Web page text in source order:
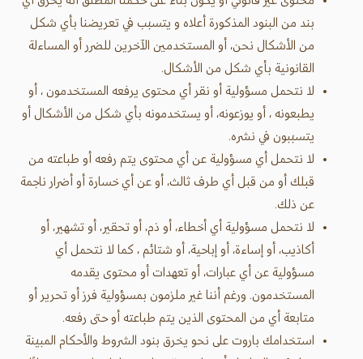
بند من البنود المذكورة أعلاه و يتسبب في تعريضنا بأي شكل
من الأشكال نحن، أو المستخدمين الآخرين للضرر أو المساءلة
القانونية بأي شكل من الأشكال.
لا نتحمل مسؤولية أو نقر أي محتوى يرفعه المستخدمون ، أو
يطبعونه ، أو يوزعونه، أو يستخدمونه بأي شكل من الأشكال أو
يتسببون في نشره.
لا نتحمل أي مسؤولية عن أي محتوى يتم رفعه أو طباعته من
قبلك أو من قبل أي طرف ثالث، أو عن أي خسارة أو أضرار ناجمة
عن ذلك.
لا نتحمل مسؤولية أي أخطاء، أو ذم، أو تحقير، أو تشهير، أو
أكاذيب، أو إساءة، أو إباحية، أو شتائم ، كما لا نتحمل أي
مسؤولية عن أي عبارات، أو تعهدات أو محتوى يقدمه
المستخدمون. ورغم أننا غير ملزمون بمسؤولية فرز أو تحرير أو
متابعة أي من المحتوى الذين يتم طباعته أو حتى رفعه.
استخدامك باروت على نحو يخرق بنود الشروط والأحكام المبينة